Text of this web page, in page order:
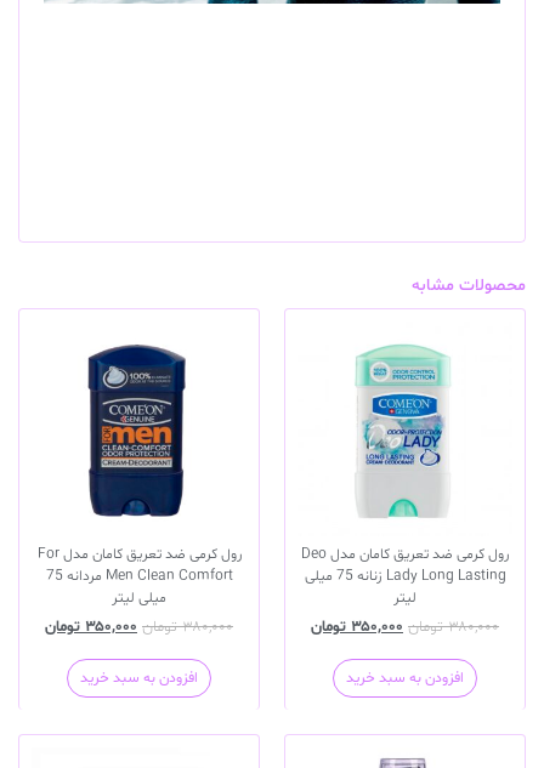
محصولات مشابه
رول کرمی ضد تعریق کامان مدل Deo
Lady Long Lasting زنانه 75 میلی
لیتر
۳۸۰,۰۰۰ تومان ۳۵۰,۰۰۰ تومان
افزودن به سبد خرید
رول کرمی ضد تعریق کامان مدل For
Men Clean Comfort مردانه 75
میلی لیتر
۳۸۰,۰۰۰ تومان ۳۵۰,۰۰۰ تومان
افزودن به سبد خرید